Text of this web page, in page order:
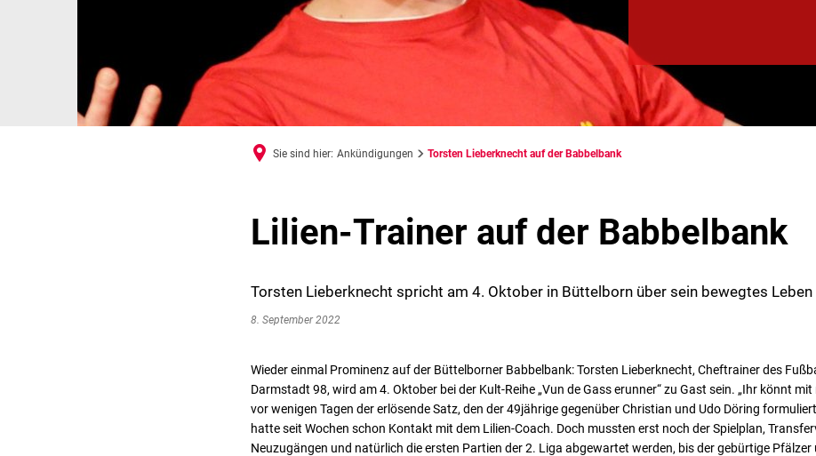
Sie sind hier: Ankündigungen Torsten Lieberknecht auf der Babbelbank
Lilien-Trainer auf der Babbelbank
Torsten Lieberknecht spricht am 4. Oktober in Büttelborn über sein bewegtes Leben
8. September 2022
Wieder einmal Prominenz auf der Büttelborner Babbelbank: Torsten Lieberknecht, Cheftrainer des
Darmstadt 98, wird am 4. Oktober bei der Kult-Reihe „Vun de Gass erunner“ zu Gast sein. „Ihr könnt
vor wenigen Tagen der erlösende Satz, den der 49jährige gegenüber Christian und Udo Döring
hatte seit Wochen schon Kontakt mit dem Lilien-Coach. Doch mussten erst noch der Spielplan,
Neuzugängen und natürlich die ersten Partien der 2. Liga abgewartet werden, bis der gebürtige Pfälzer